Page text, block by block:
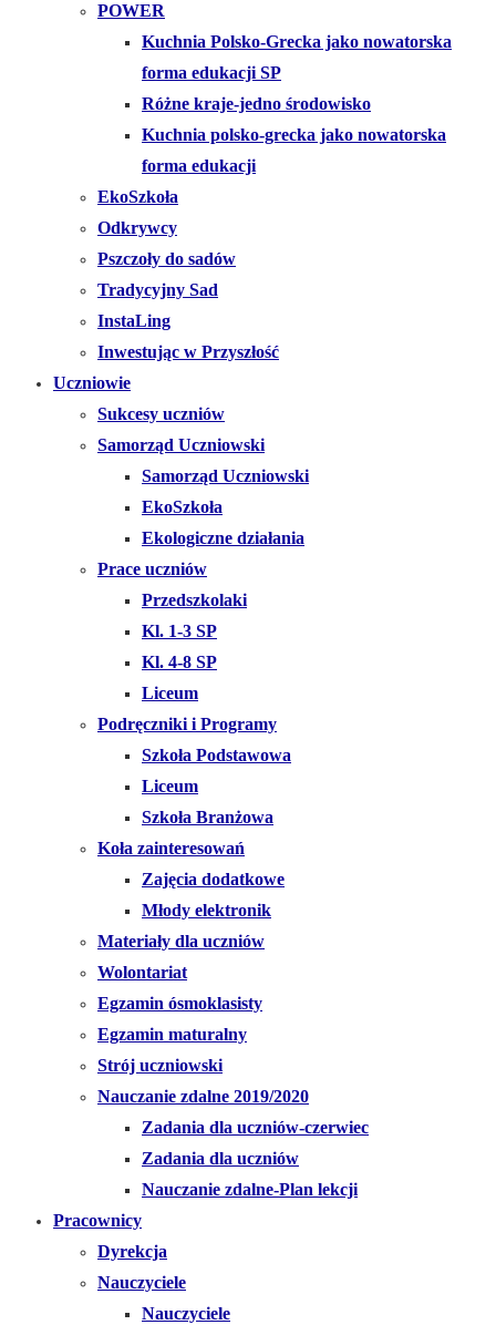
POWER
Kuchnia Polsko-Grecka jako nowatorska
forma edukacji SP
Różne kraje-jedno środowisko
Kuchnia polsko-grecka jako nowatorska
forma edukacji
EkoSzkoła
Odkrywcy
Pszczoły do sadów
Tradycyjny Sad
InstaLing
Inwestując w Przyszłość
Uczniowie
Sukcesy uczniów
Samorząd Uczniowski
Samorząd Uczniowski
EkoSzkoła
Ekologiczne działania
Prace uczniów
Przedszkolaki
Kl. 1-3 SP
Kl. 4-8 SP
Liceum
Podręczniki i Programy
Szkoła Podstawowa
Liceum
Szkoła Branżowa
Koła zainteresowań
Zajęcia dodatkowe
Młody elektronik
Materiały dla uczniów
Wolontariat
Egzamin ósmoklasisty
Egzamin maturalny
Strój uczniowski
Nauczanie zdalne 2019/2020
Zadania dla uczniów-czerwiec
Zadania dla uczniów
Nauczanie zdalne-Plan lekcji
Pracownicy
Dyrekcja
Nauczyciele
Nauczyciele